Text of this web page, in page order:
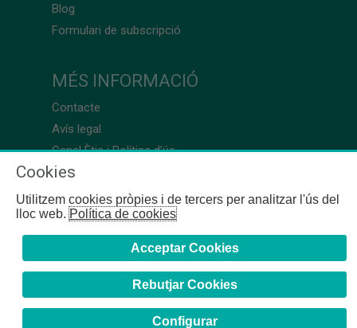
Blog
Formulari de subscripció
MÉS INFORMACIÓ
Contacte
Avís legal
Canal Ètic i Política d’ús
Cookies
Utilitzem cookies pròpies i de tercers per analitzar l'ús del
lloc web.Política de cookies
Acceptar Cookies
Rebutjar Cookies
Configurar